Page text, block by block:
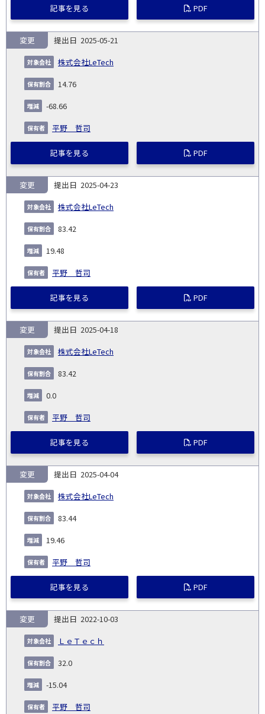
記事を見る PDF
2025-05-21
株式会社LeTech
変更
14.76
-68.66
平野 哲司
記事を見る PDF
2025-04-23
株式会社LeTech
変更
83.42
19.48
平野 哲司
記事を見る PDF
2025-04-18
株式会社LeTech
変更
83.42
0.0
平野 哲司
記事を見る PDF
2025-04-04
株式会社LeTech
変更
83.44
19.46
平野 哲司
記事を見る PDF
2022-10-03
ＬｅＴｅｃｈ
変更
32.0
-15.04
平野 哲司